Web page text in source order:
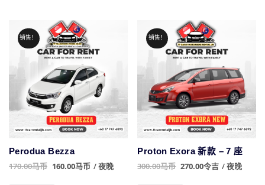
销售！
Perodua Bezza
170.00马币 160.00马币 / 夜晚
销售！
Proton Exora 新款 – 7 座
300.00马币 270.00令吉 / 夜晚